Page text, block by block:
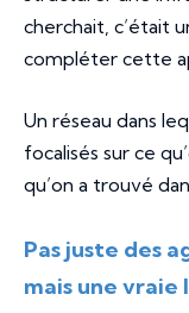
cherchait, c’était
compléter cette
Un réseau dans
focalisés sur ce
qu’on a trouvé
Pas juste des
mais une vraie